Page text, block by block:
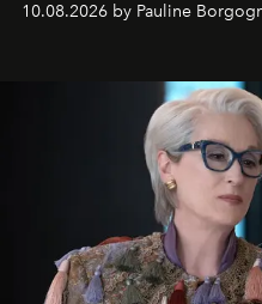
10.08.2026 by Pauline